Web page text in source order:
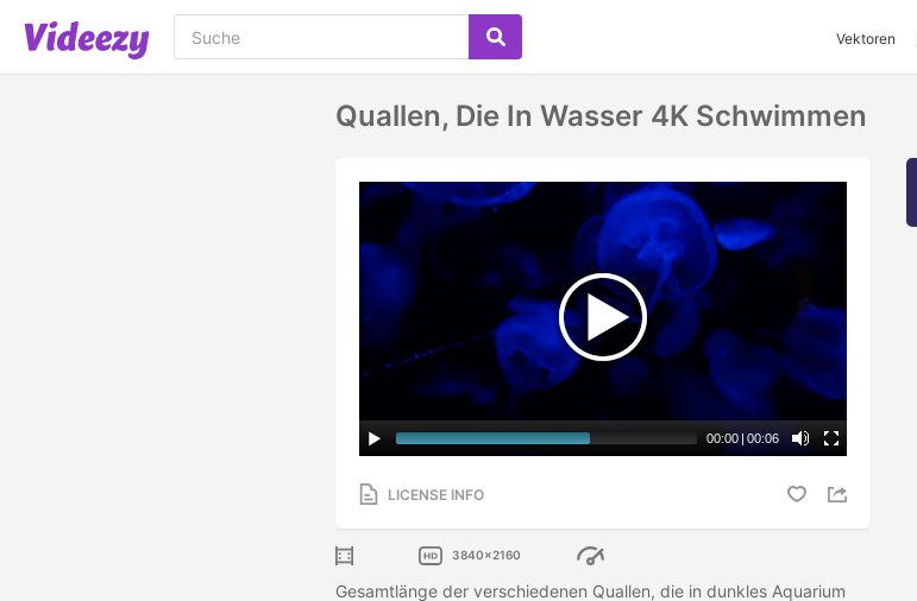
Vektoren
Quallen, Die In Wasser 4K Schwimmen
00:00 | 00:06
LICENSE INFO
3840x2160
Gesamtlänge der verschiedenen Quallen, die in dunkles Aquarium